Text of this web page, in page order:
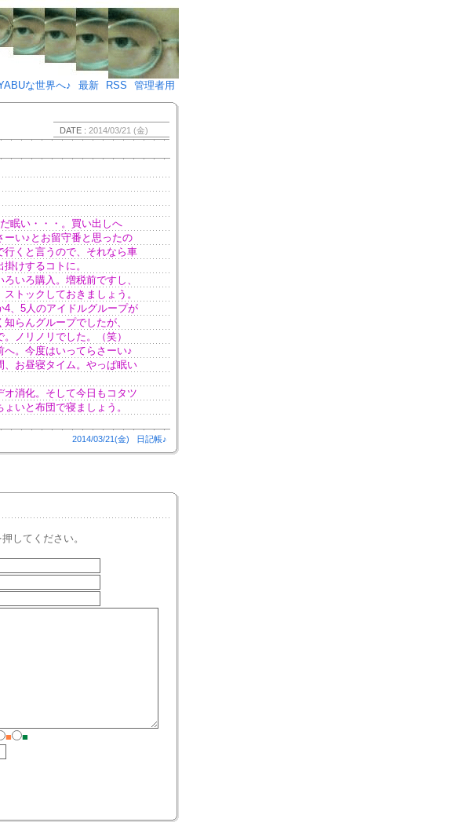
戯言･･･♪)÷2
な世界へ♪
最新 RSS 管理者用
DATE : 2014/03/21 (金)
眠い・・・。買い出しへ
い♪とお留守番と思ったの
行くと言うので、それなら車
けするコトに。
いろ購入。増税前ですし、
トックしておきましょう。
、5人のアイドルグループが
らんグループでしたが、
ノリノリでした。（笑）
。今度はいってらさーい♪
お昼寝タイム。やっぱ眠い
消化。そして今日もコタツ
いと布団で寝ましょう。
2014/03/21(金) 日記帳♪
押してください。
■
■